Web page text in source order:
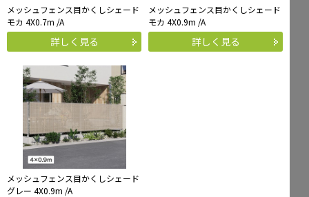
メッシュフェンス目かくしシェード
モカ 4X0.7m /A
詳しく見る
メッシュフェンス目かくしシェード
モカ 4X0.9m /A
詳しく見る
メッシュフェンス目かくしシェード
グレー 4X0.9m /A